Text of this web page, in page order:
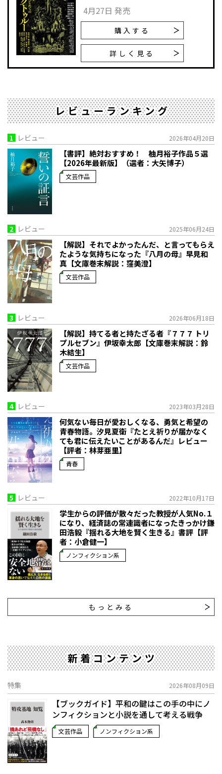
4月27日 発売
購入する
詳しく見る
レビューランキング
1 レビュー 2026年04月20日
【書評】絶対おすすめ！ 柚月裕子作品５選
【2026年最新版】（選者：大矢博子）
文芸作品
2 レビュー 2025年06月24日
【解説】それでよかったんだ、と言ってもらえ
たような気持ちになった――『八月の母』早見和
真【文庫巻末解説：窪美澄】
文芸作品
3 レビュー 2026年06月18日
【解説】持てる者と持たざる者――『７７７ トリ
プルセブン』伊坂幸太郎【文庫巻末解説：鈴
木結生】
文芸作品
4 レビュー 2023年03月28日
何気ない毎日が愛おしくなる、勇気と希望の
青春物語。――汐見夏衛『たとえ祈りが届かなく
ても君に伝えたいことがあるんだ』レビュー
【評者：林芽亜里】
青春
5 レビュー 2022年10月17日
学生からの評価が散々だった教授が人気No.１
になり、経済誌の常連識者になったきっかけ――鎌
田浩毅『揺れる大地を賢く生きる』書評【評
者：小倉健一】
ノンフィクション系
もっとみる
新着コンテンツ
特集 2026年08月09日
【ブックガイド】平和の鍵はこの手の中に――ノ
ンフィクションと小説を通して考える戦争
文芸作品 ノンフィクション系